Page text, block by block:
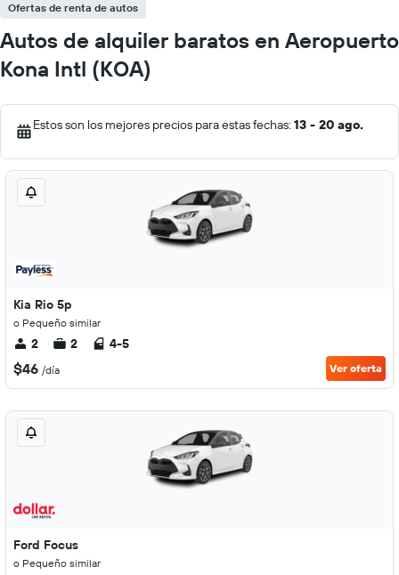
Ofertas de renta de autos
Autos de alquiler baratos en Aeropuerto
Kona Intl (KOA)
Estos son los mejores precios para estas fechas: 13 - 20 ago.
Kia Rio 5p
o Pequeño similar
2 2 4-5
$46 /día Ver oferta
Ford Focus
o Pequeño similar